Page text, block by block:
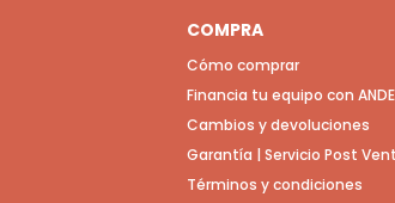
COMPRA
Cómo comprar
Financia tu equipo con ANDE
Cambios y devoluciones
Garantía | Servicio Post
Términos y condiciones